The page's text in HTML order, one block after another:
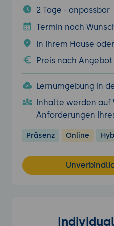
2 Tage - anpassbar
Termin nach
In Ihrem Hause
Preis nach Angebot
Lernumgebung in
Inhalte werden auf
Anforderungen
Präsenz Online